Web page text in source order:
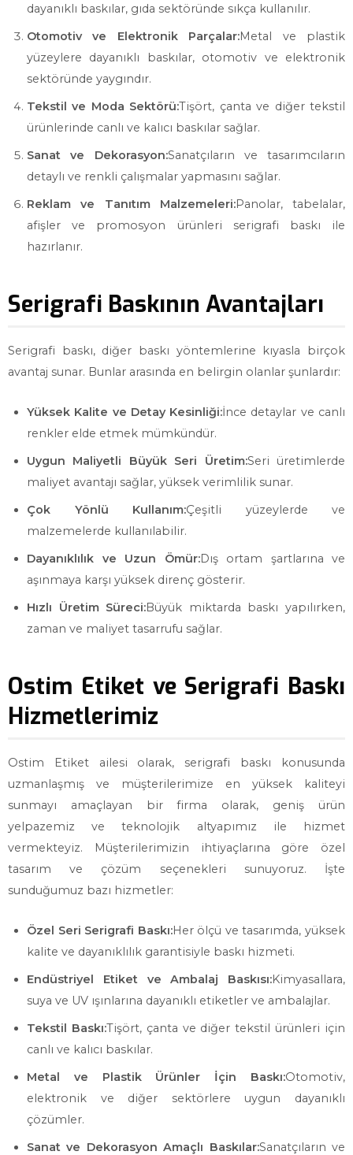
dayanıklı baskılar, gıda sektöründe sıkça kullanılır.
Otomotiv ve Elektronik Parçalar:Metal ve plastik
yüzeylere dayanıklı baskılar, otomotiv ve elektronik
sektöründe yaygındır.
Tekstil ve Moda Sektörü:Tişört, çanta ve diğer tekstil
ürünlerinde canlı ve kalıcı baskılar sağlar.
Sanat ve Dekorasyon:Sanatçıların ve tasarımcıların
detaylı ve renkli çalışmalar yapmasını sağlar.
Reklam ve Tanıtım Malzemeleri:Panolar, tabelalar,
afişler ve promosyon ürünleri serigrafi baskı ile
hazırlanır.
Serigrafi Baskının Avantajları
Serigrafi baskı, diğer baskı yöntemlerine kıyasla birçok
avantaj sunar. Bunlar arasında en belirgin olanlar şunlardır:
Yüksek Kalite ve Detay Kesinliği:İnce detaylar ve canlı
renkler elde etmek mümkündür.
Uygun Maliyetli Büyük Seri Üretim:Seri üretimlerde
maliyet avantajı sağlar, yüksek verimlilik sunar.
Çok Yönlü Kullanım:Çeşitli yüzeylerde ve
malzemelerde kullanılabilir.
Dayanıklılık ve Uzun Ömür:Dış ortam şartlarına ve
aşınmaya karşı yüksek direnç gösterir.
Hızlı Üretim Süreci:Büyük miktarda baskı yapılırken,
zaman ve maliyet tasarrufu sağlar.
Ostim Etiket ve Serigrafi Baskı
Hizmetlerimiz
Ostim Etiket ailesi olarak, serigrafi baskı konusunda
uzmanlaşmış ve müşterilerimize en yüksek kaliteyi
sunmayı amaçlayan bir firma olarak, geniş ürün
yelpazemiz ve teknolojik altyapımız ile hizmet
vermekteyiz. Müşterilerimizin ihtiyaçlarına göre özel
tasarım ve çözüm seçenekleri sunuyoruz. İşte
sunduğumuz bazı hizmetler:
Özel Seri Serigrafi Baskı:Her ölçü ve tasarımda, yüksek
kalite ve dayanıklılık garantisiyle baskı hizmeti.
Endüstriyel Etiket ve Ambalaj Baskısı:Kimyasallara,
suya ve UV ışınlarına dayanıklı etiketler ve ambalajlar.
Tekstil Baskı:Tişört, çanta ve diğer tekstil ürünleri için
canlı ve kalıcı baskılar.
Metal ve Plastik Ürünler İçin Baskı:Otomotiv,
elektronik ve diğer sektörlere uygun dayanıklı
çözümler.
Sanat ve Dekorasyon Amaçlı Baskılar:Sanatçıların ve